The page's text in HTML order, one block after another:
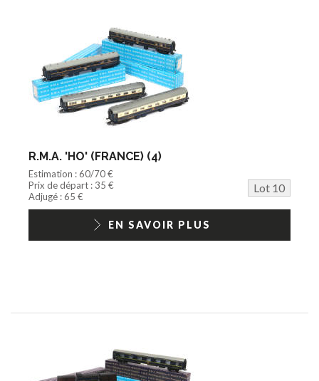
R.M.A. 'HO' (FRANCE) (4)
Estimation : 60/70 €
Prix de départ : 35 €
Lot 10
Adjugé : 65 €
EN SAVOIR PLUS